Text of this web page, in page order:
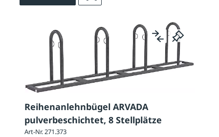
Reihenanlehnbügel ARVADA
pulverbeschichtet, 8 Stellplätze
Art-Nr. 271.373